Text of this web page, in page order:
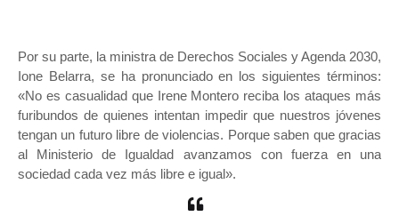
Por su parte, la ministra de Derechos Sociales y Agenda 2030,
Ione Belarra, se ha pronunciado en los siguientes términos:
«No es casualidad que Irene Montero reciba los ataques más
furibundos de quienes intentan impedir que nuestros jóvenes
tengan un futuro libre de violencias. Porque saben que gracias
al Ministerio de Igualdad avanzamos con fuerza en una
sociedad cada vez más libre e igual».